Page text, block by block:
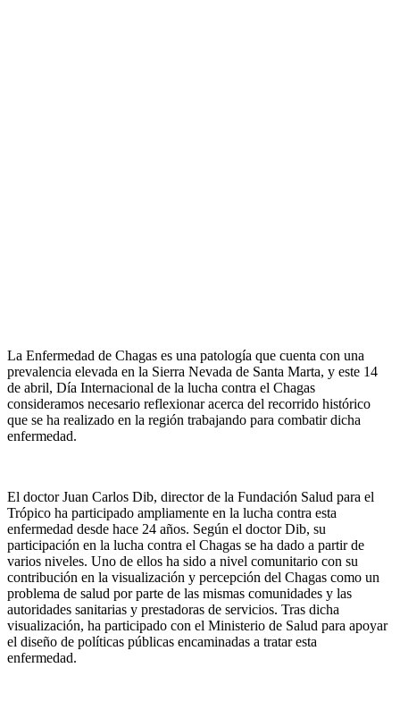
La Enfermedad de Chagas es una patología que cuenta con una
prevalencia elevada en la Sierra Nevada de Santa Marta, y este 14
de abril, Día Internacional de la lucha contra el Chagas
consideramos necesario reflexionar acerca del recorrido histórico
que se ha realizado en la región trabajando para combatir dicha
enfermedad.
El doctor Juan Carlos Dib, director de la Fundación Salud para el
Trópico ha participado ampliamente en la lucha contra esta
enfermedad desde hace 24 años. Según el doctor Dib, su
participación en la lucha contra el Chagas se ha dado a partir de
varios niveles. Uno de ellos ha sido a nivel comunitario con su
contribución en la visualización y percepción del Chagas como un
problema de salud por parte de las mismas comunidades y las
autoridades sanitarias y prestadoras de servicios. Tras dicha
visualización, ha participado con el Ministerio de Salud para apoyar
el diseño de políticas públicas encaminadas a tratar esta
enfermedad.